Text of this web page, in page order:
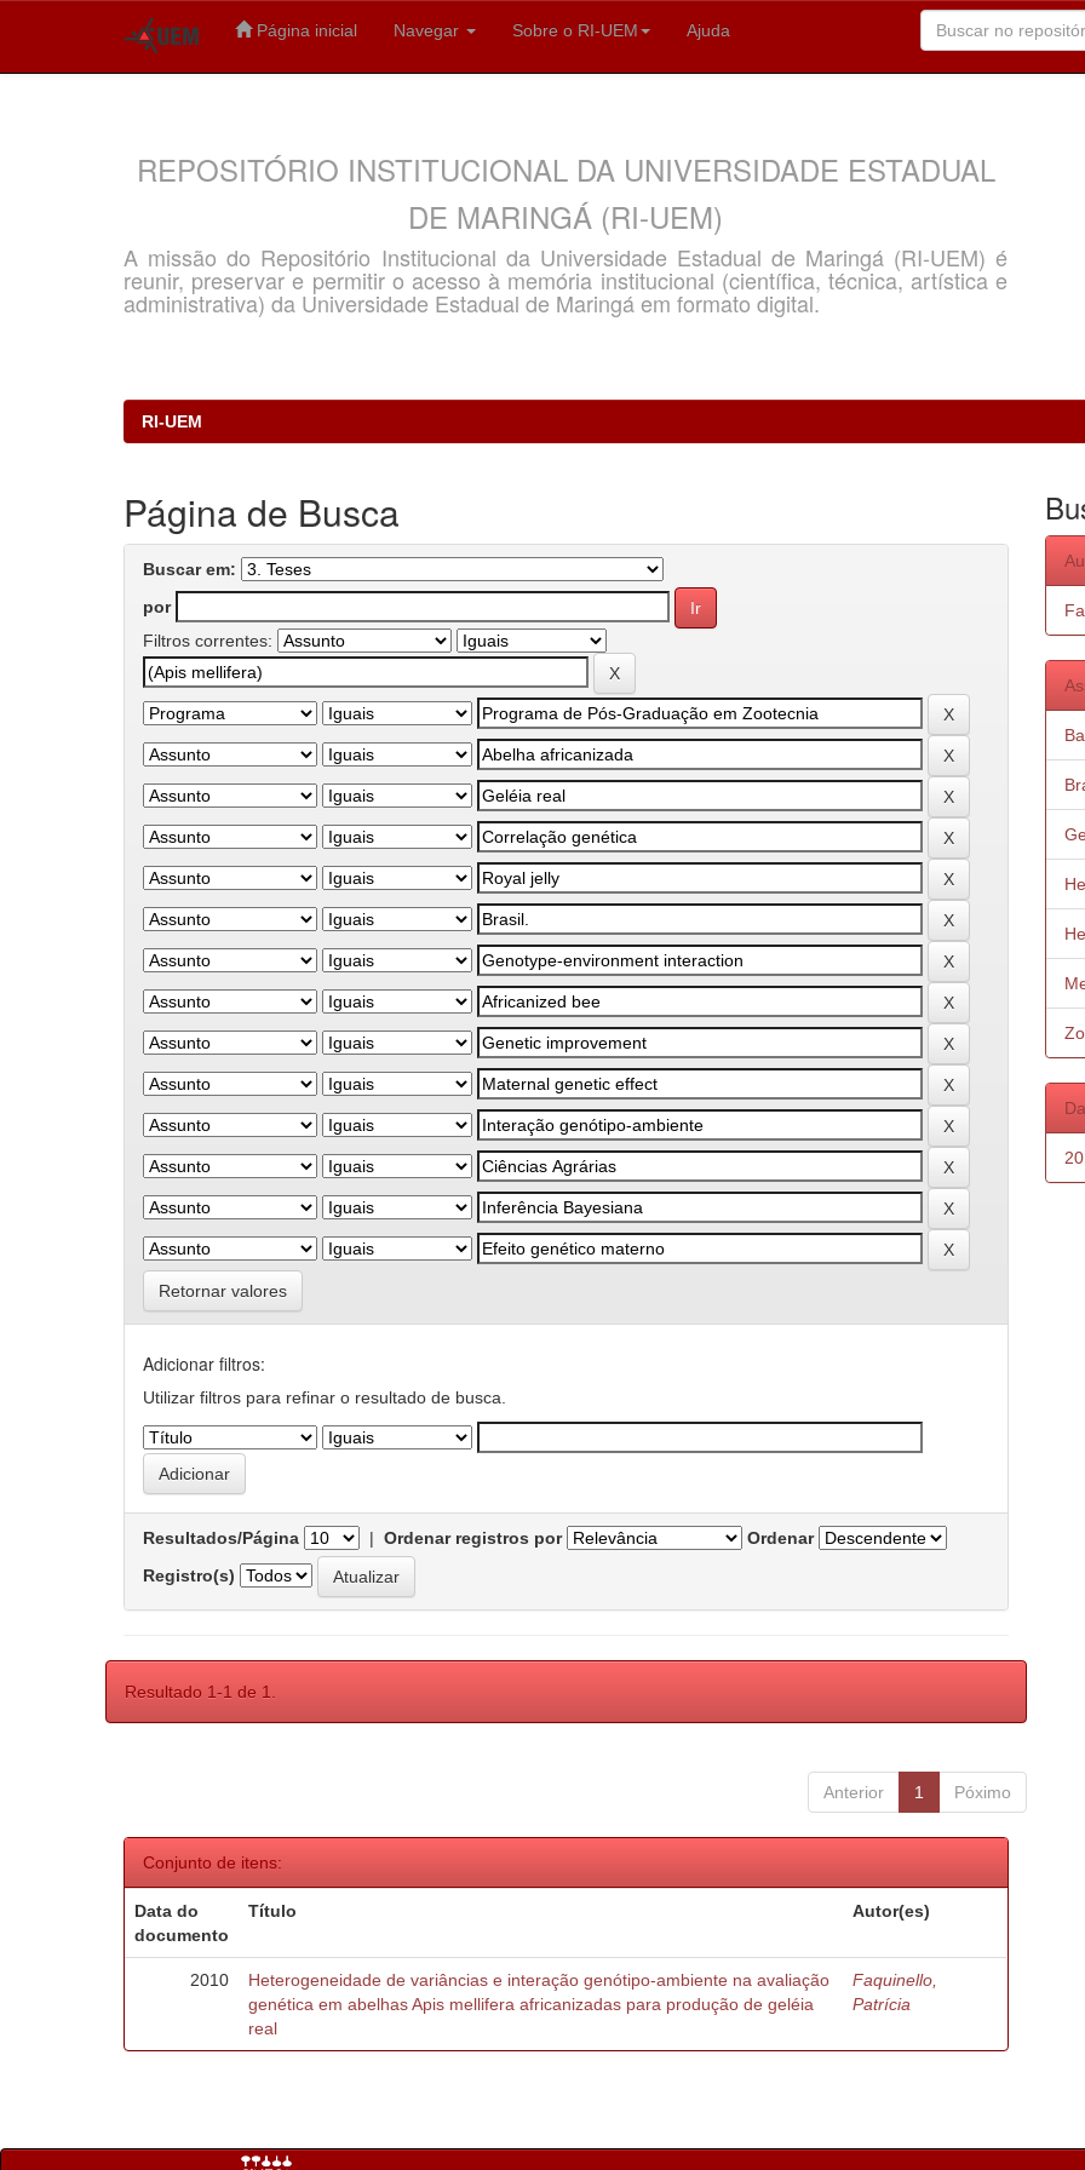
Página inicial Navegar Sobre o RI-UEM Ajuda
REPOSITÓRIO INSTITUCIONAL DA UNIVERSIDADE ESTADUAL
DE MARINGÁ (RI-UEM)
A missão do Repositório Institucional da Universidade Estadual de Maringá (RI-UEM) é
reunir, preservar e permitir o acesso à memória institucional (científica, técnica, artística e
administrativa) da Universidade Estadual de Maringá em formato digital.
RI-UEM
Página de Busca
Buscar em:
por
Filtros correntes:
Retornar valores
Adicionar filtros:
Utilizar filtros para refinar o resultado de busca.
Resultados/Página | Ordenar registros por
Ordenar
Registro(s)
Resultado 1-1 de 1.
Anterior 1 Póximo
Conjunto de itens:
Data do
documento
Título Autor(es)
2010
Heterogeneidade de variâncias e interação genótipo-ambiente na avaliação
genética em abelhas Apis mellifera africanizadas para produção de geléia
real
Faquinello,
Patrícia